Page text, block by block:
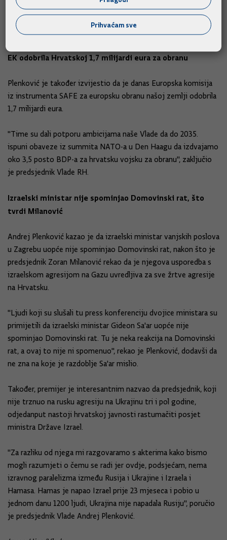
Vezano uz otvorena pitanja s Crnom Gorom, Plenković je
istaknuo da postoji nekoliko međusobnih radnih skupina koje
razgovaraju o svim otvorenim pitanjima.
EK odobrila Hrvatskoj 1,7 milijardi eura za obranu
Plenković je također izvijestio da je danas Europska komisija
iz instrumenta SAFE za europsku obranu našoj zemlji odobrila
1,7 milijardi eura.
"Time su dali potporu ambicijama naše Vlade da do 2035.
ispuni obaveze iz summita NATO-a u Den Haagu da izdvajamo
oko 3,5 posto BDP-a za hrvatsku vojsku za obranu", zaključio
je predsjednik Vlade RH.
Izraelski ministar nije spominjao Domovinski rat, što
tvrdi Milanović
Andrej Plenković kazao je da izraelski ministar vanjskih poslova
u Zagrebu uopće nije spominjao Domovinski rat, nakon što je
predsjednik Zoran Milanović rekao da je njegova usporedba s
izraelskom agresijom na Gazu uvredljiva za sve žrtve agresije
na Hrvatsku.
"Ljudi koji su slušali tu press konferenciju dvojice ministara su
primijetili da izraelski ministar Gideon Sa'ar uopće nije
spominjao Domovinski rat. Tu je neka reakcija na Domovinski
rat, a ovaj to nije ni spomenuo", rekao je Plenković, dodavši da
ne zna na koje je razdoblje Sa'ar mislio.
Također, premijer je interesantnim nazvao da predsjednik, koji
nije trznuo na rusku agresiju na Ukrajinu tri i pol godine,
odjedanput nastoji hrvatskoj javnosti rastumačiti posjet
ministra Države Izrael.
"Za razliku od njega mi razgovaramo s akterima kako bismo
mogli razumjeti o čemu se radi jer ovdje, podsjećam, nema
izravnog paralelizma između Rusija i Ukrajine i Izraela i
Hamasa. Hamas je napao Izrael prije 23 mjeseca i pobio u
jednom danu 1200 ljudi, Ukrajina nije napadala Rusiju", poručio
je predsjednik Vlade Andrej Plenković.
Prihvaćam sve